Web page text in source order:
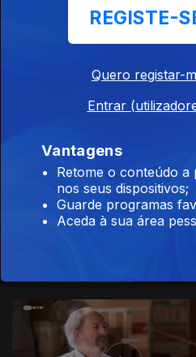
836703
REGISTE-
Quero registar-
Entrar
Vantagens
Retome o conteúdo
nos seus dispositivos;
Guarde programas
Aceda à sua área